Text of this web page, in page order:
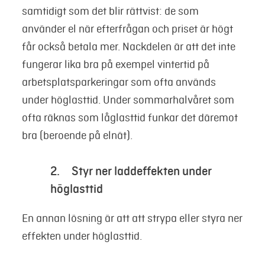
samtidigt som det blir rättvist: de som
använder el när efterfrågan och priset är högt
får också betala mer. Nackdelen är att det inte
fungerar lika bra på exempel vintertid på
arbetsplatsparkeringar som ofta används
under höglasttid. Under sommarhalvåret som
ofta räknas som låglasttid funkar det däremot
bra (beroende på elnät).
2. Styr ner laddeffekten under
höglasttid
En annan lösning är att att strypa eller styra ner
effekten under höglasttid.